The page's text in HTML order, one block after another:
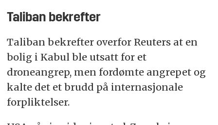
Taliban bekrefter
Taliban bekrefter overfor Reuters at en
bolig i Kabul ble utsatt for et
droneangrep, men fordømte angrepet og
kalte det et brudd på internasjonale
forpliktelser.